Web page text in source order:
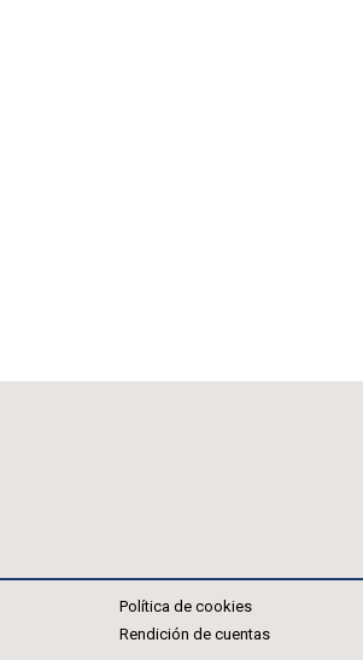
Política de cookies
Rendición de cuentas